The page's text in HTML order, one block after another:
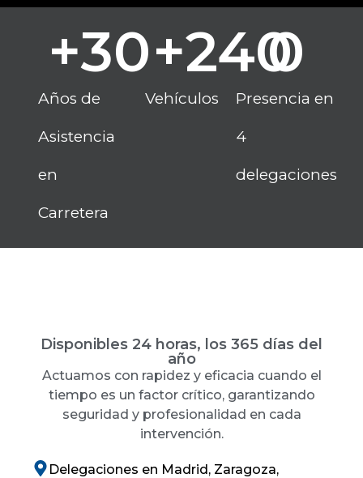
Años de
Asistencia
en
Carretera
+30
Vehículos
+240
Presencia en
4
delegaciones
0
Disponibles 24 horas, los 365 días del
año
Actuamos con rapidez y eficacia cuando el
tiempo es un factor crítico, garantizando
seguridad y profesionalidad en cada
intervención.
Delegaciones en Madrid, Zaragoza,